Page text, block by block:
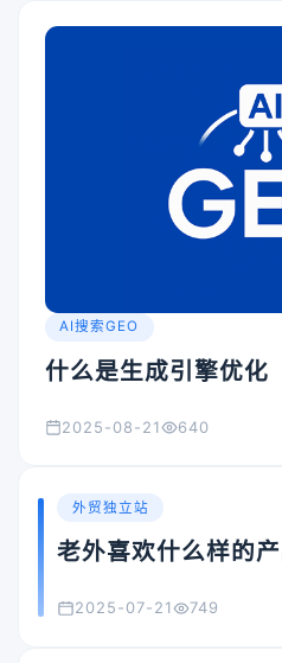
AI搜索GEO
什么是生成引擎优化
2025-08-21 640
外贸独立站
老外喜欢什么样的
2025-07-21 749